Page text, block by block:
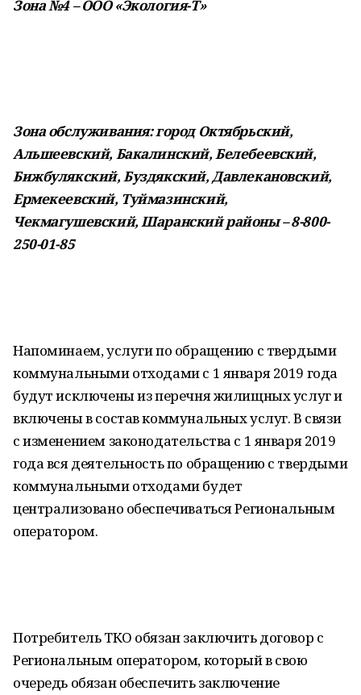
Зона №4 – ООО «Экология-Т»
Зона обслуживания: город Октябрьский,
Альшеевский, Бакалинский, Белебеевский,
Бижбулякский, Буздякский, Давлекановский,
Ермекеевский, Туймазинский,
Чекмагушевский, Шаранский районы – 8-800-
250-01-85
Напоминаем, услуги по обращению с твердыми
коммунальными отходами с 1 января 2019 года
будут исключены из перечня жилищных услуг и
включены в состав коммунальных услуг. В связи
с изменением законодательства с 1 января 2019
года вся деятельность по обращению с твердыми
коммунальными отходами будет
централизовано обеспечиваться Региональным
оператором.
Потребитель ТКО обязан заключить договор с
Региональным оператором, который в свою
очередь обязан обеспечить заключение